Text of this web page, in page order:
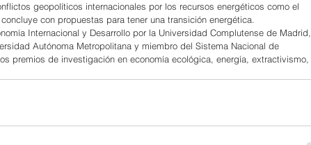
geopolíticos internacionales por los recursos energéticos como el
con propuestas para tener una transición energética.
Internacional y Desarrollo por la Universidad Complutense de Madrid,
Autónoma Metropolitana y miembro del Sistema Nacional de
premios de investigación en economía ecológica, energía, extractivismo,